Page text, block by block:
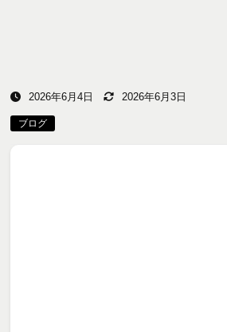
2026年6月4日 2026年6月3日
ブログ